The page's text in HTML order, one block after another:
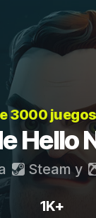
3000
Hello
Steam y
1K+